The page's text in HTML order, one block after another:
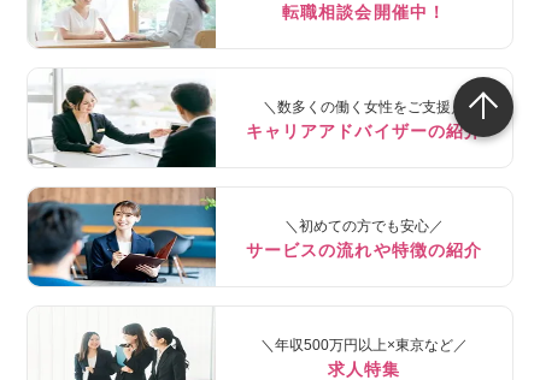
転職相談会開催中！
＼数多くの働く女性をご支援／
キャリアアドバイザーの紹介
＼初めての方でも安心／
サービスの流れや特徴の紹介
＼年収500万円以上×東京など／
求人特集